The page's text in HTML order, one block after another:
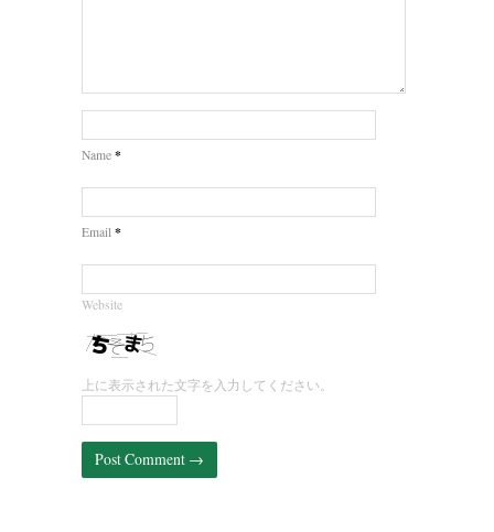
Name *
Email *
Website
上に表示された文字を入力してください。